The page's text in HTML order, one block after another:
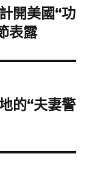
開美國“功
表露
的“夫妻警